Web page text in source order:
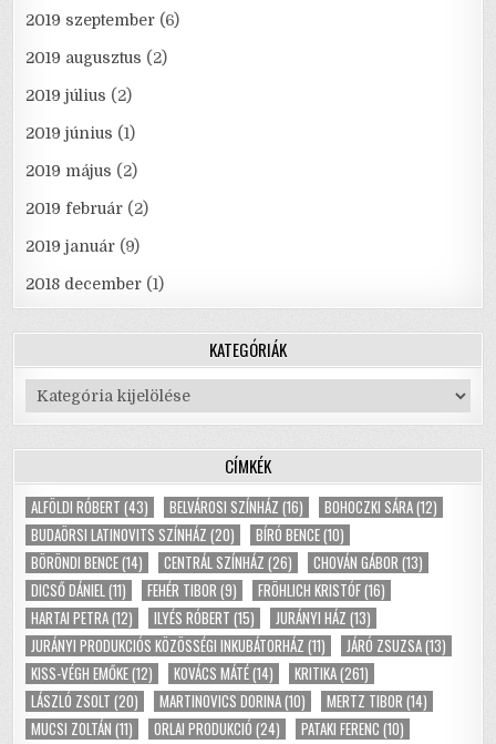
2019 szeptember (6)
2019 augusztus (2)
2019 július (2)
2019 június (1)
2019 május (2)
2019 február (2)
2019 január (9)
2018 december (1)
KATEGÓRIÁK
Kategóriák
CÍMKÉK
ALFÖLDI RÓBERT (43) BELVÁROSI SZÍNHÁZ (16) BOHOCZKI SÁRA(12)
BUDAÖRSI LATINOVITS SZÍNHÁZ (20) BÍRÓ BENCE(10)
BÖRÖNDI BENCE(14) CENTRÁL SZÍNHÁZ (26) CHOVÁN GÁBOR (13)
DICSŐ DÁNIEL(11) FEHÉR TIBOR (9) FRÖHLICH KRISTÓF(16)
HARTAI PETRA(12) ILYÉS RÓBERT (15) JURÁNYI HÁZ (13)
JURÁNYI PRODUKCIÓS KÖZÖSSÉGI INKUBÁTORHÁZ (11) JÁRÓ ZSUZSA(13)
KISS-VÉGH EMŐKE(12) KOVÁCS MÁTÉ(14) KRITIKA(261)
LÁSZLÓ ZSOLT (20) MARTINOVICS DORINA(10) MERTZ TIBOR (14)
MUCSI ZOLTÁN (11) ORLAI PRODUKCIÓ (24) PATAKI FERENC (10)